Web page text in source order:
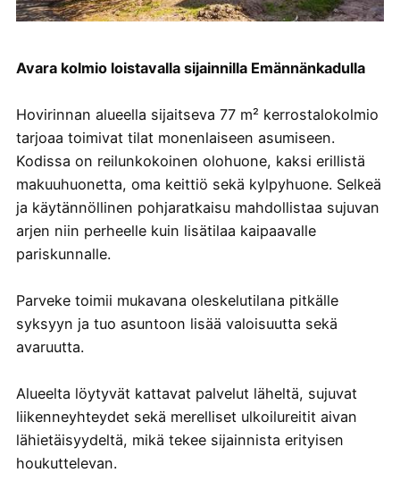
Avara kolmio loistavalla sijainnilla Emännänkadulla
Hovirinnan alueella sijaitseva 77 m² kerrostalokolmio
tarjoaa toimivat tilat monenlaiseen asumiseen.
Kodissa on reilunkokoinen olohuone, kaksi erillistä
makuuhuonetta, oma keittiö sekä kylpyhuone. Selkeä
ja käytännöllinen pohjaratkaisu mahdollistaa sujuvan
arjen niin perheelle kuin lisätilaa kaipaavalle
pariskunnalle.
Parveke toimii mukavana oleskelutilana pitkälle
syksyyn ja tuo asuntoon lisää valoisuutta sekä
avaruutta.
Alueelta löytyvät kattavat palvelut läheltä, sujuvat
liikenneyhteydet sekä merelliset ulkoilureitit aivan
lähietäisyydeltä, mikä tekee sijainnista erityisen
houkuttelevan.